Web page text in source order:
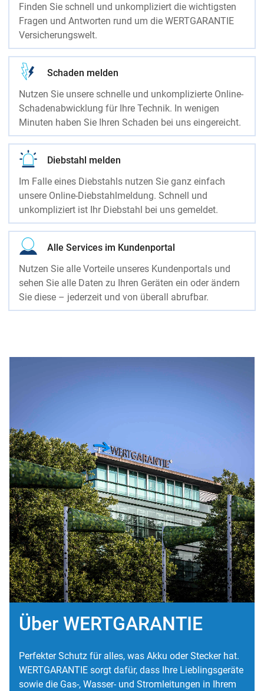
Finden Sie schnell und unkompliziert die wichtigsten
Fragen und Antworten rund um die WERTGARANTIE
Versicherungswelt.
Schaden melden
Nutzen Sie unsere schnelle und unkomplizierte Online-
Schadenabwicklung für Ihre Technik. In wenigen
Minuten haben Sie Ihren Schaden bei uns eingereicht.
Diebstahl melden
Im Falle eines Diebstahls nutzen Sie ganz einfach
unsere Online-Diebstahlmeldung. Schnell und
unkompliziert ist Ihr Diebstahl bei uns gemeldet.
Alle Services im Kundenportal
Nutzen Sie alle Vorteile unseres Kundenportals und
sehen Sie alle Daten zu Ihren Geräten ein oder ändern
Sie diese – jederzeit und von überall abrufbar.
Über WERTGARANTIE
Perfekter Schutz für alles, was Akku oder Stecker hat.
WERTGARANTIE sorgt dafür, dass Ihre Lieblingsgeräte
sowie die Gas-, Wasser- und Stromleitungen in Ihrem